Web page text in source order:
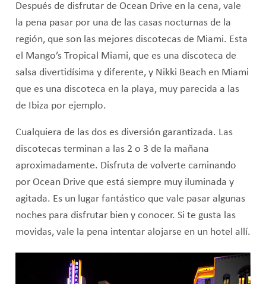
Después de disfrutar de Ocean Drive en la cena, vale
la pena pasar por una de las casas nocturnas de la
región, que son las mejores discotecas de Miami. Esta
el Mango’s Tropical Miami, que es una discoteca de
salsa divertidísima y diferente, y Nikki Beach en Miami
que es una discoteca en la playa, muy parecida a las
de Ibiza por ejemplo.
Cualquiera de las dos es diversión garantizada. Las
discotecas terminan a las 2 o 3 de la mañana
aproximadamente. Disfruta de volverte caminando
por Ocean Drive que está siempre muy iluminada y
agitada. Es un lugar fantástico que vale pasar algunas
noches para disfrutar bien y conocer. Si te gusta las
movidas, vale la pena intentar alojarse en un hotel allí.